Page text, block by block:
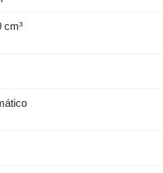
cm³